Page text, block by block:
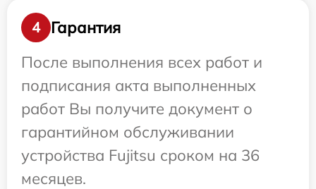
4
Гарантия
После выполнения всех работ и
подписания акта выполненных
работ Вы получите документ о
гарантийном обслуживании
устройства Fujitsu сроком на 36
месяцев.